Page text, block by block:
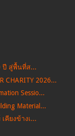
ปี สู่พื้นที่ส...
CHARITY 2026...
Sessio...
Material...
คียงข้างเ...